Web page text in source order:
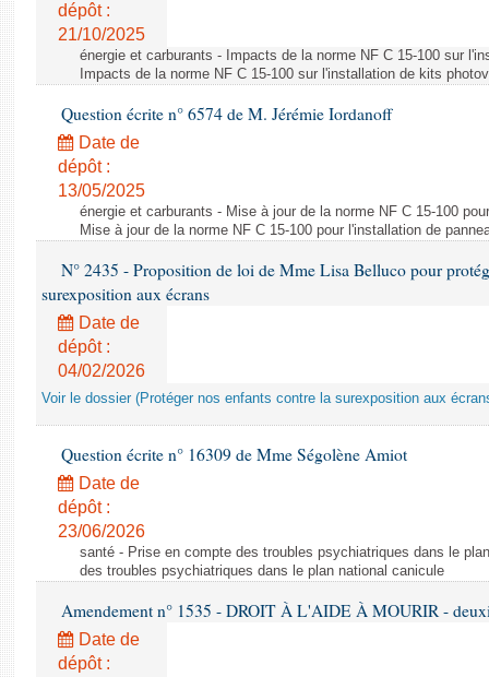
dépôt :
21/10/2025
énergie et carburants - Impacts de la norme NF C 15-100 sur
Impacts de la norme NF C 15-100 sur l'installation de kits
Question écrite n° 6574 de M. Jérémie Iordanoff
Date de
dépôt :
13/05/2025
énergie et carburants - Mise à jour de la norme NF C 15-100
Mise à jour de la norme NF C 15-100 pour l'installation de
N° 2435 - Proposition de loi de Mme Lisa Belluco pour
surexposition aux écrans
Date de
dépôt :
04/02/2026
Voir le dossier (Protéger nos enfants contre la surexposition aux
Question écrite n° 16309 de Mme Ségolène Amiot
Date de
dépôt :
23/06/2026
santé - Prise en compte des troubles psychiatriques dans le
des troubles psychiatriques dans le plan national canicule
Amendement n° 1535 - DROIT À L'AIDE À MOURIR -
Date de
dépôt :